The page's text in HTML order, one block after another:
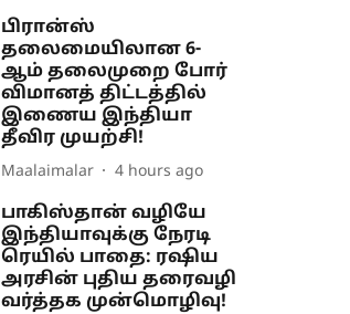
பிரான்ஸ்
தலைமையிலான 6-
ஆம் தலைமுறை போர்
விமானத் திட்டத்தில்
இணைய இந்தியா
தீவிர முயற்சி!
Maalaimalar 4 hours ago
பாகிஸ்தான் வழியே
இந்தியாவுக்கு நேரடி
ரெயில் பாதை: ரஷிய
அரசின் புதிய தரைவழி
வர்த்தக முன்மொழிவு!